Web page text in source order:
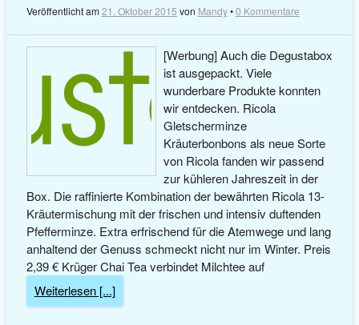
Veröffentlicht am21. Oktober 2015 von Mandy•0 Kommentare
[Werbung] Auch die Degustabox
ist ausgepackt. Viele
wunderbare Produkte konnten
wir entdecken. Ricola
Gletscherminze
Kräuterbonbons als neue Sorte
von Ricola fanden wir passend
zur kühleren Jahreszeit in der
Box. Die raffinierte Kombination der bewährten Ricola 13-
Kräutermischung mit der frischen und intensiv duftenden
Pfefferminze. Extra erfrischend für die Atemwege und lang
anhaltend der Genuss schmeckt nicht nur im Winter. Preis
2,39 € Krüger Chai Tea verbindet Milchtee auf
Weiterlesen [...]